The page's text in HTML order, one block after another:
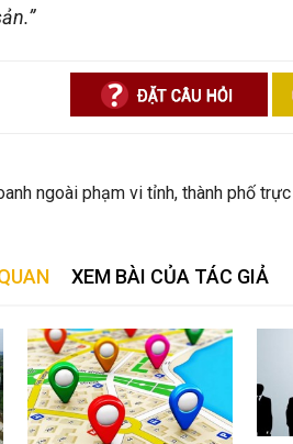
ngoài phạm vi tỉnh, thành phố
XEM BÀI CỦA TÁC GIẢ